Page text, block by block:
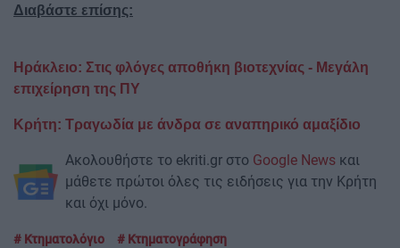
Διαβάστε επίσης:
Ηράκλειο: Στις φλόγες αποθήκη βιοτεχνίας - Μεγάλη
επιχείρηση της ΠΥ
Κρήτη: Τραγωδία με άνδρα σε αναπηρικό αμαξίδιο
Ακολουθήστε το ekriti.gr στο Google News και
μάθετε πρώτοι όλες τις ειδήσεις για την Κρήτη
και όχι μόνο.
Κτηματολόγιο Κτηματογράφηση